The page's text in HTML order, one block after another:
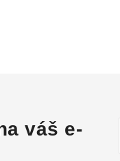
váš e-